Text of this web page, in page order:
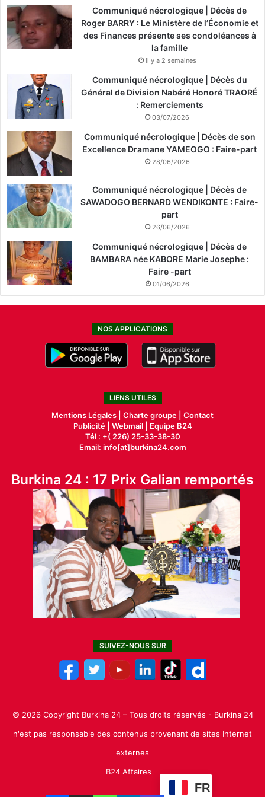
Communiqué nécrologique | Décès de
Roger BARRY : Le Ministère de l’Économie et
des Finances présente ses condoléances à
la famille
il y a 2 semaines
Communiqué nécrologique | Décès du
Général de Division Nabéré Honoré TRAORÉ
: Remerciements
03/07/2026
Communiqué nécrologique | Décès de son
Excellence Dramane YAMEOGO : Faire-part
28/06/2026
Communiqué nécrologique | Décès de
SAWADOGO BERNARD WENDIKONTE : Faire-
part
26/06/2026
Communiqué nécrologique | Décès de
BAMBARA née KABORE Marie Josephe :
Faire -part
01/06/2026
NOS APPLICATIONS
LIENS UTILES
Mentions Légales | Charte groupe | Contact
Publicité| Webmail |
Equipe B24
Tél : +( 226) 25-33-38-30
Email: info[at]burkina24.com
Burkina 24 : 17 Prix Galian remportés
SUIVEZ-NOUS SUR
© 2026 Copyright Burkina 24 – Tous droits réservés - Burkina 24
n'est pas responsable des contenus provenant de sites Internet
externes
B24 Affaires
FR